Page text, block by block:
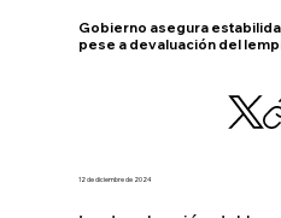
Gobierno asegura
pese a devaluación del
12 de diciembre de 2024